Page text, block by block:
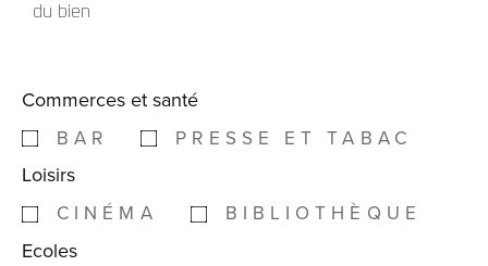
du bien
Commerces et santé
BAR PRESSE ET TABAC
Loisirs
CINÉMA BIBLIOTHÈQUE
Ecoles